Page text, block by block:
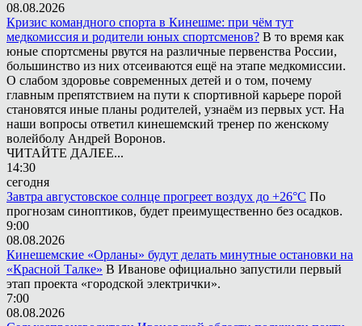
08.08.2026
Кризис командного спорта в Кинешме: при чём тут
медкомиссия и родители юных спортсменов? В то время как
юные спортсмены рвутся на различные первенства России,
большинство из них отсеиваются ещё на этапе медкомиссии.
О слабом здоровье современных детей и о том, почему
главным препятствием на пути к спортивной карьере порой
становятся иные планы родителей, узнаём из первых уст. На
наши вопросы ответил кинешемский тренер по женскому
волейболу Андрей Воронов.
ЧИТАЙТЕ ДАЛЕЕ...
14:30
сегодня
Завтра августовское солнце прогреет воздух до +26°С По
прогнозам синоптиков, будет преимущественно без осадков.
9:00
08.08.2026
Кинешемские «Орланы» будут делать минутные остановки на
«Красной Талке» В Иванове официально запустили первый
этап проекта «городской электрички».
7:00
08.08.2026